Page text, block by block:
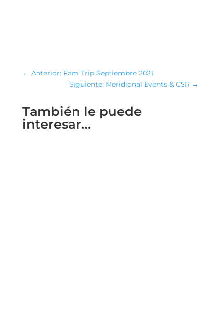
← Anterior: Fam Trip Septiembre 2021
Siguiente: Meridional Events & CSR →
También le puede
interesar…